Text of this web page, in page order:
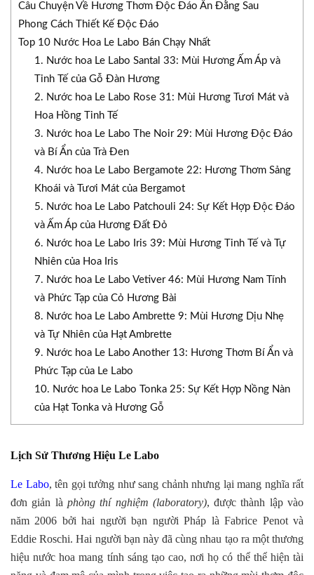
Câu Chuyện Về Hương Thơm Độc Đáo Ẩn Đằng Sau
Phong Cách Thiết Kế Độc Đáo
Top 10 Nước Hoa Le Labo Bán Chạy Nhất
1. Nước hoa Le Labo Santal 33: Mùi Hương Ấm Áp và
Tinh Tế của Gỗ Đàn Hương
2. Nước hoa Le Labo Rose 31: Mùi Hương Tươi Mát và
Hoa Hồng Tinh Tế
3. Nước hoa Le Labo The Noir 29: Mùi Hương Độc Đáo
và Bí Ẩn của Trà Đen
4. Nước hoa Le Labo Bergamote 22: Hương Thơm Sảng
Khoái và Tươi Mát của Bergamot
5. Nước hoa Le Labo Patchouli 24: Sự Kết Hợp Độc Đáo
và Ấm Áp của Hương Đất Đỏ
6. Nước hoa Le Labo Iris 39: Mùi Hương Tinh Tế và Tự
Nhiên của Hoa Iris
7. Nước hoa Le Labo Vetiver 46: Mùi Hương Nam Tính
và Phức Tạp của Cỏ Hương Bài
8. Nước hoa Le Labo Ambrette 9: Mùi Hương Dịu Nhẹ
và Tự Nhiên của Hạt Ambrette
9. Nước hoa Le Labo Another 13: Hương Thơm Bí Ẩn và
Phức Tạp của Le Labo
10. Nước hoa Le Labo Tonka 25: Sự Kết Hợp Nồng Nàn
của Hạt Tonka và Hương Gỗ
Lịch Sử Thương Hiệu Le Labo
Le Labo, tên gọi tưởng như sang chảnh nhưng lại mang nghĩa rất
đơn giản là phòng thí nghiệm (laboratory), được thành lập vào
năm 2006 bởi hai người bạn người Pháp là Fabrice Penot và
Eddie Roschi. Hai người bạn này đã cùng nhau tạo ra một thương
hiệu nước hoa mang tính sáng tạo cao, nơi họ có thể thể hiện tài